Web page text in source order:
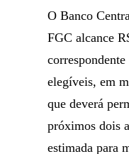
O Banco
FGC alcance
elegíveis, em
que deverá
próximos dois
estimada para